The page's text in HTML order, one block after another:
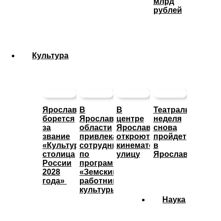
рублей
Культура
Ярославль
борется
за
звание
«Культурная
столица
России
2028
года»
В
Ярославской
области
привлекают
сотрудников
по
программе
«Земский
работник
культуры»
В
центре
Ярославле
откроют
кинематографическую
улицу
Театральная
неделя
снова
пройдет
в
Ярославле
Наука